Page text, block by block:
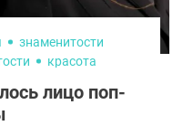
знаменитости
красота
лицо поп-